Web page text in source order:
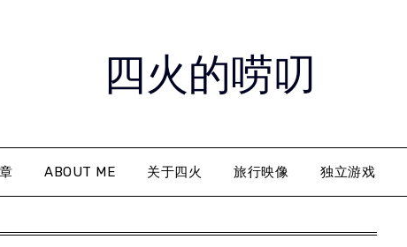
四火的唠叨
ABOUT ME 关于四火 旅行映像 独立游戏